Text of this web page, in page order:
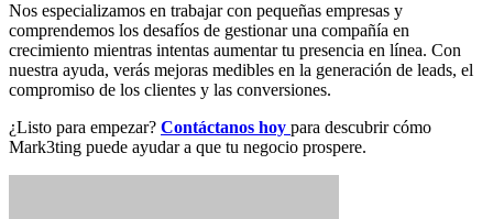
Nos especializamos en trabajar con pequeñas empresas y
comprendemos los desafíos de gestionar una compañía en
crecimiento mientras intentas aumentar tu presencia en línea. Con
nuestra ayuda, verás mejoras medibles en la generación de leads, el
compromiso de los clientes y las conversiones.
¿Listo para empezar? Contáctanos hoy para descubrir cómo
Mark3ting puede ayudar a que tu negocio prospere.